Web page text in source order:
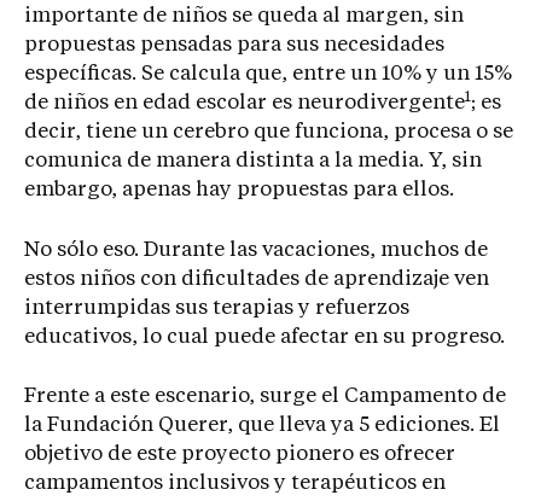
importante de niños se queda al margen, sin
propuestas pensadas para sus necesidades
específicas. Se calcula que, entre un 10% y un 15%
de niños en edad escolar es neurodivergente1; es
decir, tiene un cerebro que funciona, procesa o se
comunica de manera distinta a la media. Y, sin
embargo, apenas hay propuestas para ellos.
No sólo eso. Durante las vacaciones, muchos de
estos niños con dificultades de aprendizaje ven
interrumpidas sus terapias y refuerzos
educativos, lo cual puede afectar en su progreso.
Frente a este escenario, surge el Campamento de
la Fundación Querer, que lleva ya 5 ediciones. El
objetivo de este proyecto pionero es ofrecer
campamentos inclusivos y terapéuticos en